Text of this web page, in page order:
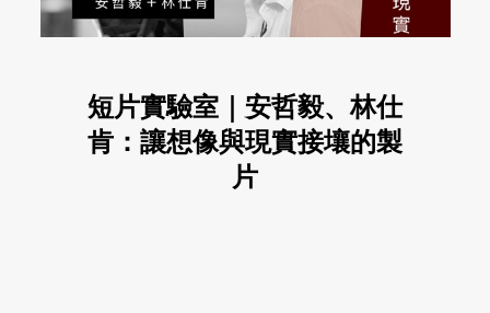
短片實驗室｜安哲毅、林仕
肯：讓想像與現實接壤的製
片